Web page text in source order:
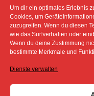
Um dir ein optimales Erlebnis
Cookies, um
zuzugreifen. Wenn du diesen
wie das Surfverhalten oder
Wenn du deine Zustimmung
bestimmte Merkmale und
Dienste verwalten
SÄMTLICHE
SOFERN NICHT
COPYRIGHT DES